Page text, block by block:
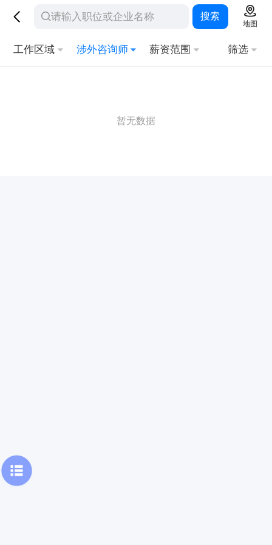
搜索
地图
工作区域 涉外咨询师 薪资范围 筛选
暂无数据